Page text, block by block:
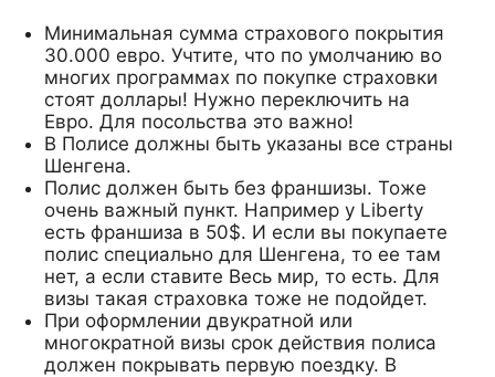
Минимальная сумма страхового покрытия
30.000 евро. Учтите, что по умолчанию во
многих программах по покупке страховки
стоят доллары! Нужно переключить на
Евро. Для посольства это важно!
В Полисе должны быть указаны все страны
Шенгена.
Полис должен быть без франшизы. Тоже
очень важный пункт. Например у Liberty
есть франшиза в 50$. И если вы покупаете
полис специально для Шенгена, то ее там
нет, а если ставите Весь мир, то есть. Для
визы такая страховка тоже не подойдет.
При оформлении двукратной или
многократной визы срок действия полиса
должен покрывать первую поездку. В